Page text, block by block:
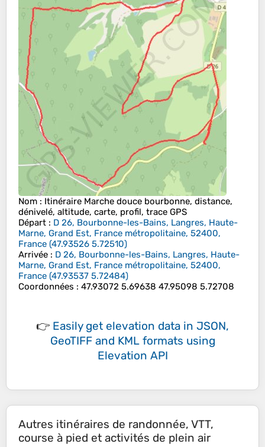
Nom : Itinéraire Marche douce bourbonne, distance,
dénivelé, altitude, carte, profil, trace GPS
Départ : D 26, Bourbonne-les-Bains, Langres, Haute-
Marne, Grand Est, France métropolitaine, 52400,
France (47.93526 5.72510)
Arrivée : D 26, Bourbonne-les-Bains, Langres, Haute-
Marne, Grand Est, France métropolitaine, 52400,
France (47.93537 5.72484)
Coordonnées : 47.93072 5.69638 47.95098 5.72708
👉 Easily get elevation data in JSON,
GeoTIFF and KML formats using
Elevation API
Autres itinéraires de randonnée, VTT,
course à pied et activités de plein air